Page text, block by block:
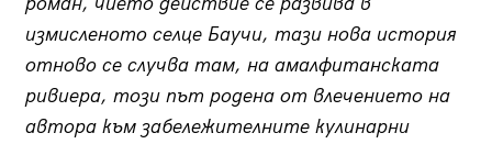
измисленото селце Баучи, тази нова история
отново се случва там, на амалфитанската
ривиера, този път родена от влечението на
автора към забележителните кулинарни